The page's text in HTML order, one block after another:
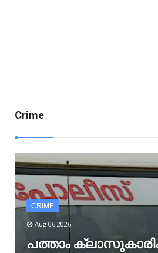
Crime
CRIME
Aug 06 2026
പത്താം